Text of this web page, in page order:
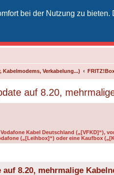
bei der Nutzung zu
Kabelmodems, Verkabelung...)
auf 8.20,
Kabel Deutschland („[VFKD]“),
(„[Leihbox]“) oder eine Kaufbox
8.20, mehrmalige